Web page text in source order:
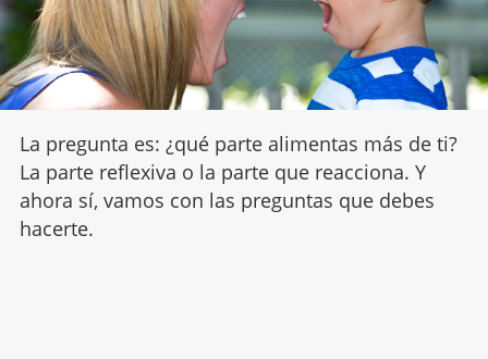
La pregunta es: ¿qué parte alimentas más de ti?
La parte reflexiva o la parte que reacciona. Y
ahora sí, vamos con las preguntas que debes
hacerte.